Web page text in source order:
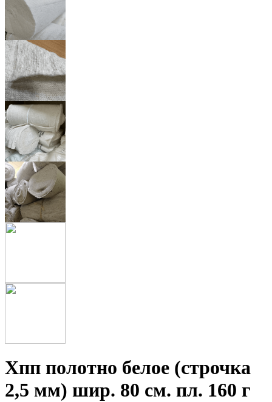
Хпп полотно белое (строчка
2,5 мм) шир. 80 см. пл. 160 г